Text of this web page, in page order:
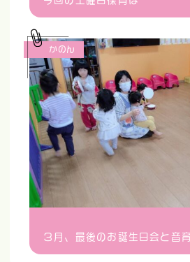
３月、最後のお誕生日会と音育
かのん